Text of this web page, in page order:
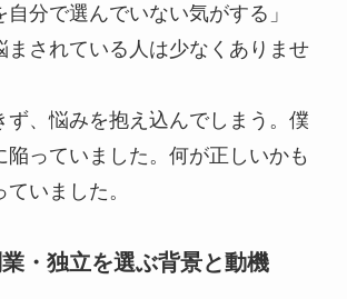
自分で選んでいない気がする」
まされている人は少なくありませ
ず、悩みを抱え込んでしまう。僕
陥っていました。何が正しいかも
いました。
・独立を選ぶ背景と動機